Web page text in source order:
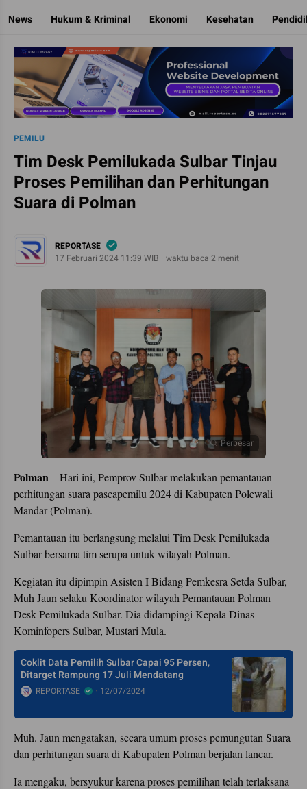
Reportase
Mengulas Fakta Di Balik Cerita
News Hukum & Kriminal Ekonomi Kesehatan
PEMILU
Tim Desk Pemilukada Sulbar Tinjau
Proses Pemilihan dan Perhitungan
Suara di Polman
REPORTASE
17 Februari 2024 11:39 WIB
waktu baca 2 menit
Perbesar
Polman – Hari ini, Pemprov Sulbar melakukan pemantauan
perhitungan suara pascapemilu 2024 di Kabupaten Polewali
Mandar (Polman).
Pemantauan itu berlangsung melalui Tim Desk Pemilukada
Sulbar bersama tim serupa untuk wilayah Polman.
Kegiatan itu dipimpin Asisten I Bidang Pemkesra Setda Sulbar,
Muh Jaun selaku Koordinator wilayah Pemantauan Polman
Desk Pemilukada Sulbar. Dia didampingi Kepala Dinas
Kominfopers Sulbar, Mustari Mula.
Coklit Data Pemilih Sulbar Capai 95 Persen,
Ditarget Rampung 17 Juli Mendatang
REPORTASE 12/07/2024
Muh. Jaun mengatakan, secara umum proses pemungutan Suara
dan perhitungan suara di Kabupaten Polman berjalan lancar.
Ia mengaku, bersyukur karena proses pemilihan telah terlaksana